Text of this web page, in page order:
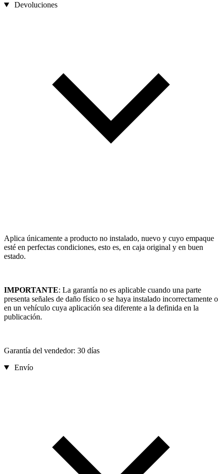
Devoluciones
Aplica únicamente a producto no instalado, nuevo y cuyo empaque
esté en perfectas condiciones, esto es, en caja original y en buen
estado.
IMPORTANTE: La garantía no es aplicable cuando una parte
presenta señales de daño físico o se haya instalado incorrectamente o
en un vehículo cuya aplicación sea diferente a la definida en la
publicación.
Garantía del vendedor: 30 días
Envío